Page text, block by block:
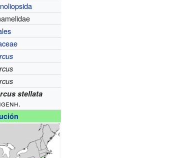
stellata